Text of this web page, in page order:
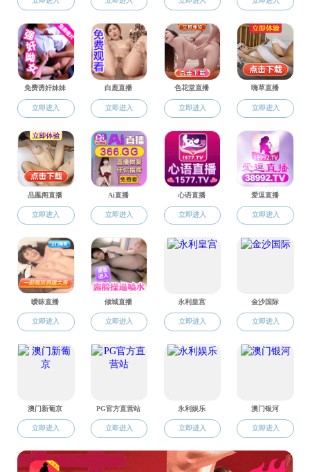
王国栋，男，汉族，中国工程院院士（2005）。
事，中国金属学会学术工作委员会副主任委员、中国
《冶金自动化》、《塑性工程学报》、《宽厚板》等
王国栋教授长期以来从事钢铁材料轧制理论、工艺、
收录150篇。培养研究生中获得博士学位40人，硕士学